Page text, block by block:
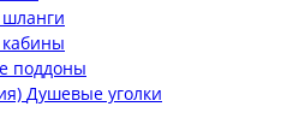
поддоны
Душевые уголки